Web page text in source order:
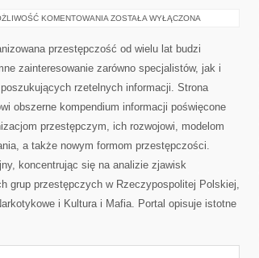
KOMENTOWANIA PODZIEMIE
ZOSTAŁA WYŁĄCZONA
przestępczość od wielu lat budzi
zainteresowanie zarówno specjalistów, jak i
rzetelnych informacji. Strona
obszerne kompendium informacji poświęcone
przestępczym, ich rozwojowi, modelom
a także nowym formom przestępczości.
koncentrując się na analizie zjawisk
grup przestępczych w Rzeczypospolitej Polskiej,
i Kultura i Mafia. Portal opisuje istotne